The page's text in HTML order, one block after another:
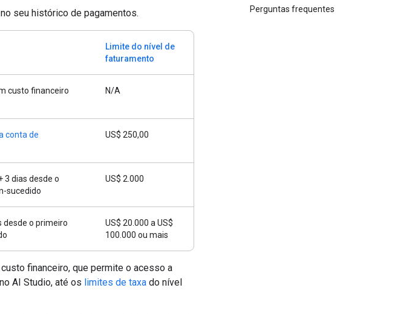
Perguntas frequentes
seu histórico de pagamentos.
Limite do nível de
faturamento
custo financeiro N/A
conta de
US$ 250,00
3 dias desde o
sucedido
US$ 2.000
desde o primeiro
US$ 20.000 a US$
100.000 ou mais
financeiro, que permite o acesso a
AI Studio, até os limites de taxa do nível